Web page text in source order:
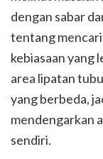
dengan sabar
tentang mencari
kebiasaan yang
area lipatan
yang berbeda,
mendengarkan
sendiri.